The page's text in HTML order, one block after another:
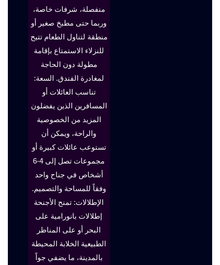
منفصلة، شرفات خاصة،
وربما حتى مطبخ صغير أو
منطقة لتناول الطعام تتيح
للنزلاء الاستمتاع بإقامة
مطولة دون الحاجة
لمغادرة الفندق. السعة:
تناسب العائلات أو
المسافرين الذين يفضلون
المزيد من الخصوصية
والراحة، ويمكن أن
تستوعب عائلات كبيرة أو
مجموعات تصل إلى 4-6
أشخاص في جناح واحد
وفقاً للمساحة والتصميم.
الإطلالات: تمنح الأجنحة
إطلالات بانورامية على
البحر أو على المناظر
الطبيعية الخلابة المحيطة
بالمدينة، ما يضفي جواً